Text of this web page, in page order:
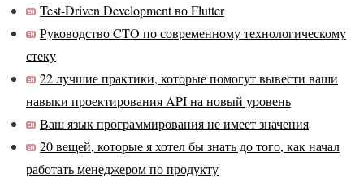
Test-Driven Development во Flutter
Руководство CTO по современному технологическому
стеку
22 лучшие практики, которые помогут вывести ваши
навыки проектирования API на новый уровень
Ваш язык программирования не имеет значения
20 вещей, которые я хотел бы знать до того, как начал
работать менеджером по продукту